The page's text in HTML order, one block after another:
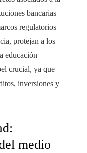
bancarias
regulatorios
protejan a los
educación
crucial, ya que
inversiones y
medio